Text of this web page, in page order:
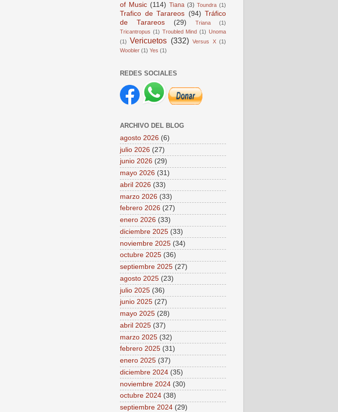
of Music (114) Tiana (3) Toundra (1)
Trafico de Tarareos (94) Tráfico
de Tarareos
(29) Triana
(1)
Tricantropus (1) Troubled Mind (1) Unoma
(1)
Vericuetos (332) Versus X (1)
Woobler (1) Yes (1)
REDES SOCIALES
ARCHIVO DEL BLOG
agosto 2026 (6)
julio 2026 (27)
junio 2026 (29)
mayo 2026 (31)
abril 2026 (33)
marzo 2026 (33)
febrero 2026 (27)
enero 2026 (33)
diciembre 2025 (33)
noviembre 2025 (34)
octubre 2025 (36)
septiembre 2025 (27)
agosto 2025 (23)
julio 2025 (36)
junio 2025 (27)
mayo 2025 (28)
abril 2025 (37)
marzo 2025 (32)
febrero 2025 (31)
enero 2025 (37)
diciembre 2024 (35)
noviembre 2024 (30)
octubre 2024 (38)
septiembre 2024 (29)